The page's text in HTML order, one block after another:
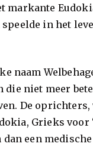
markante
in het
naam
niet meer
De oprichters,
Grieks voor
een